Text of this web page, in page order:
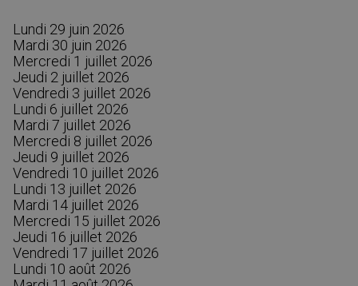
Lundi 29 juin 2026
Mardi 30 juin 2026
Mercredi 1 juillet 2026
Jeudi 2 juillet 2026
Vendredi 3 juillet 2026
Lundi 6 juillet 2026
Mardi 7 juillet 2026
Mercredi 8 juillet 2026
Jeudi 9 juillet 2026
Vendredi 10 juillet 2026
Lundi 13 juillet 2026
Mardi 14 juillet 2026
Mercredi 15 juillet 2026
Jeudi 16 juillet 2026
Vendredi 17 juillet 2026
Lundi 10 août 2026